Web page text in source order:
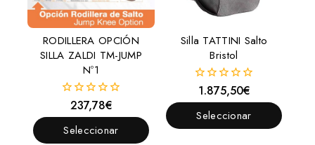
RODILLERA OPCIÓN
SILLA ZALDI TM-JUMP
Nº1
fuera
de
5
237,78€
Seleccionar
Silla TATTINI Salto
Bristol
0
fuera
de
5
1.875,50€
Seleccionar